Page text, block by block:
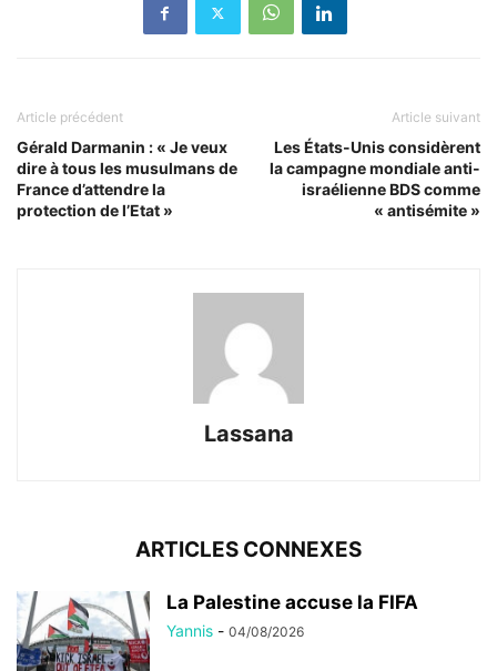
Article précédent
Gérald Darmanin : « Je veux
dire à tous les musulmans de
France d’attendre la
protection de l’Etat »
Article suivant
Les États-Unis considèrent
la campagne mondiale anti-
israélienne BDS comme
« antisémite »
Lassana
ARTICLES CONNEXES
La Palestine accuse la FIFA
Yannis - 04/08/2026